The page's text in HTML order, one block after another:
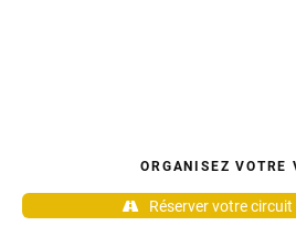
ORGANISEZ VOTRE
Réserver votre